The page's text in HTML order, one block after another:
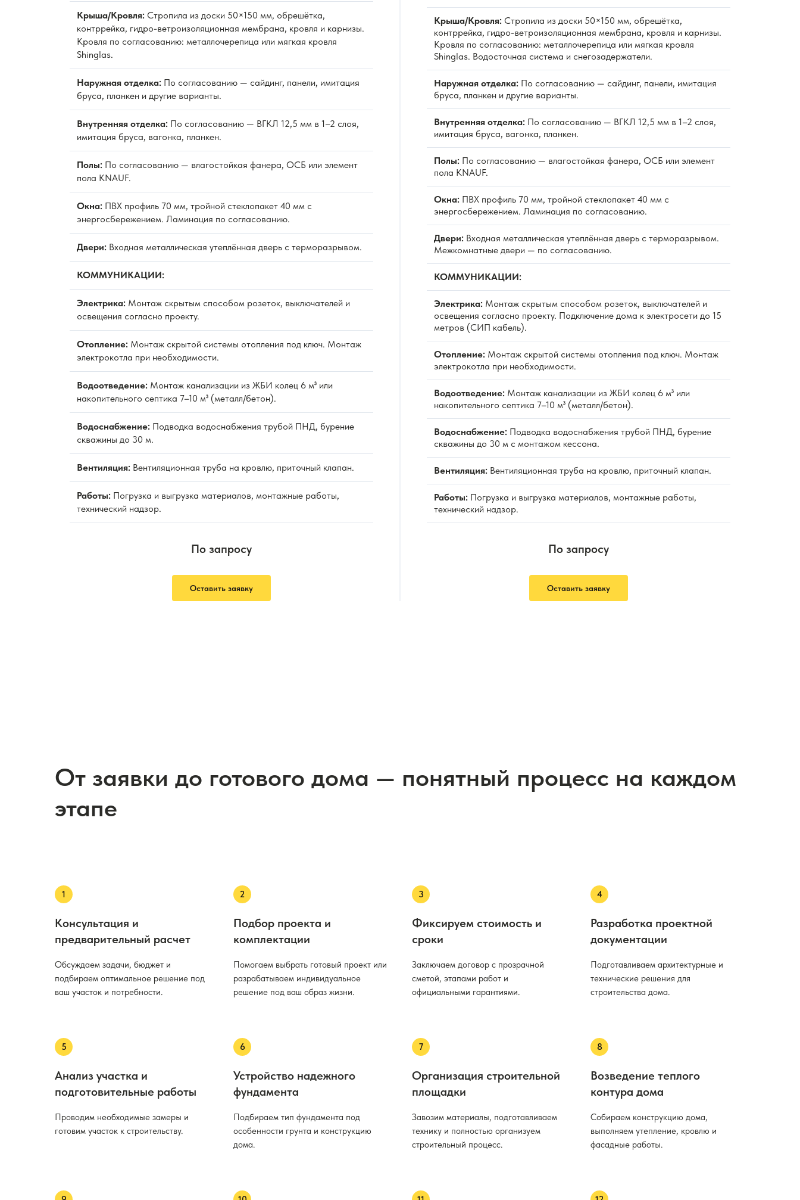
Крыша/Кровля: Стропила из доски 50×150 мм, обрешётка,
контррейка, гидро-ветроизоляционная мембрана, кровля и карнизы.
Кровля по согласованию: металлочерепица или мягкая кровля
Shinglas.
Наружная отделка: По согласованию — сайдинг, панели, имитация
бруса, планкен и другие варианты.
Внутренняя отделка: По согласованию — ВГКЛ 12,5 мм в 1–2 слоя,
имитация бруса, вагонка, планкен.
Полы: По согласованию — влагостойкая фанера, ОСБ или элемент
пола KNAUF.
Окна: ПВХ профиль 70 мм, тройной стеклопакет 40 мм с
энергосбережением. Ламинация по согласованию.
Двери: Входная металлическая утеплённая дверь с терморазрывом.
КОММУНИКАЦИИ:
Электрика: Монтаж скрытым способом розеток, выключателей и
освещения согласно проекту.
Отопление: Монтаж скрытой системы отопления под ключ. Монтаж
электрокотла при необходимости.
Водоотведение: Монтаж канализации из ЖБИ колец 6 м³ или
накопительного септика 7–10 м³ (металл/бетон).
Водоснабжение: Подводка водоснабжения трубой ПНД, бурение
скважины до 30 м.
Вентиляция: Вентиляционная труба на кровлю, приточный клапан.
Работы: Погрузка и выгрузка материалов, монтажные работы,
технический надзор.
По запросу
Оставить заявку
Крыша/Кровля: Стропила из доски 50×150 мм, обрешётка,
контррейка, гидро-ветроизоляционная мембрана, кровля и карнизы.
Кровля по согласованию: металлочерепица или мягкая кровля
Shinglas. Водосточная система и снегозадержатели.
Наружная отделка: По согласованию — сайдинг, панели, имитация
бруса, планкен и другие варианты.
Внутренняя отделка: По согласованию — ВГКЛ 12,5 мм в 1–2 слоя,
имитация бруса, вагонка, планкен.
Полы: По согласованию — влагостойкая фанера, ОСБ или элемент
пола KNAUF.
Окна: ПВХ профиль 70 мм, тройной стеклопакет 40 мм с
энергосбережением. Ламинация по согласованию.
Двери: Входная металлическая утеплённая дверь с терморазрывом.
Межкомнатные двери — по согласованию.
КОММУНИКАЦИИ:
Электрика: Монтаж скрытым способом розеток, выключателей и
освещения согласно проекту. Подключение дома к электросети до 15
метров (СИП кабель).
Отопление: Монтаж скрытой системы отопления под ключ. Монтаж
электрокотла при необходимости.
Водоотведение: Монтаж канализации из ЖБИ колец 6 м³ или
накопительного септика 7–10 м³ (металл/бетон).
Водоснабжение: Подводка водоснабжения трубой ПНД, бурение
скважины до 30 м с монтажом кессона.
Вентиляция: Вентиляционная труба на кровлю, приточный клапан.
Работы: Погрузка и выгрузка материалов, монтажные работы,
технический надзор.
По запросу
Оставить заявку
От заявки до готового дома — понятный процесс на каждом
этапе
Консультация и
предварительный расчет
Обсуждаем задачи, бюджет и
подбираем оптимальное решение под
ваш участок и потребности.
Подбор проекта и
комплектации
Помогаем выбрать готовый проект или
разрабатываем индивидуальное
решение под ваш образ жизни.
Фиксируем стоимость и
сроки
Заключаем договор с прозрачной
сметой, этапами работ и
официальными гарантиями.
Разработка проектной
документации
Подготавливаем архитектурные и
технические решения для
строительства дома.
Анализ участка и
подготовительные работы
Проводим необходимые замеры и
готовим участок к строительству.
Устройство надежного
фундамента
Подбираем тип фундамента под
особенности грунта и конструкцию
дома.
Организация строительной
площадки
Завозим материалы, подготавливаем
технику и полностью организуем
строительный процесс.
Возведение теплого
контура дома
Собираем конструкцию дома,
выполняем утепление, кровлю и
фасадные работы.